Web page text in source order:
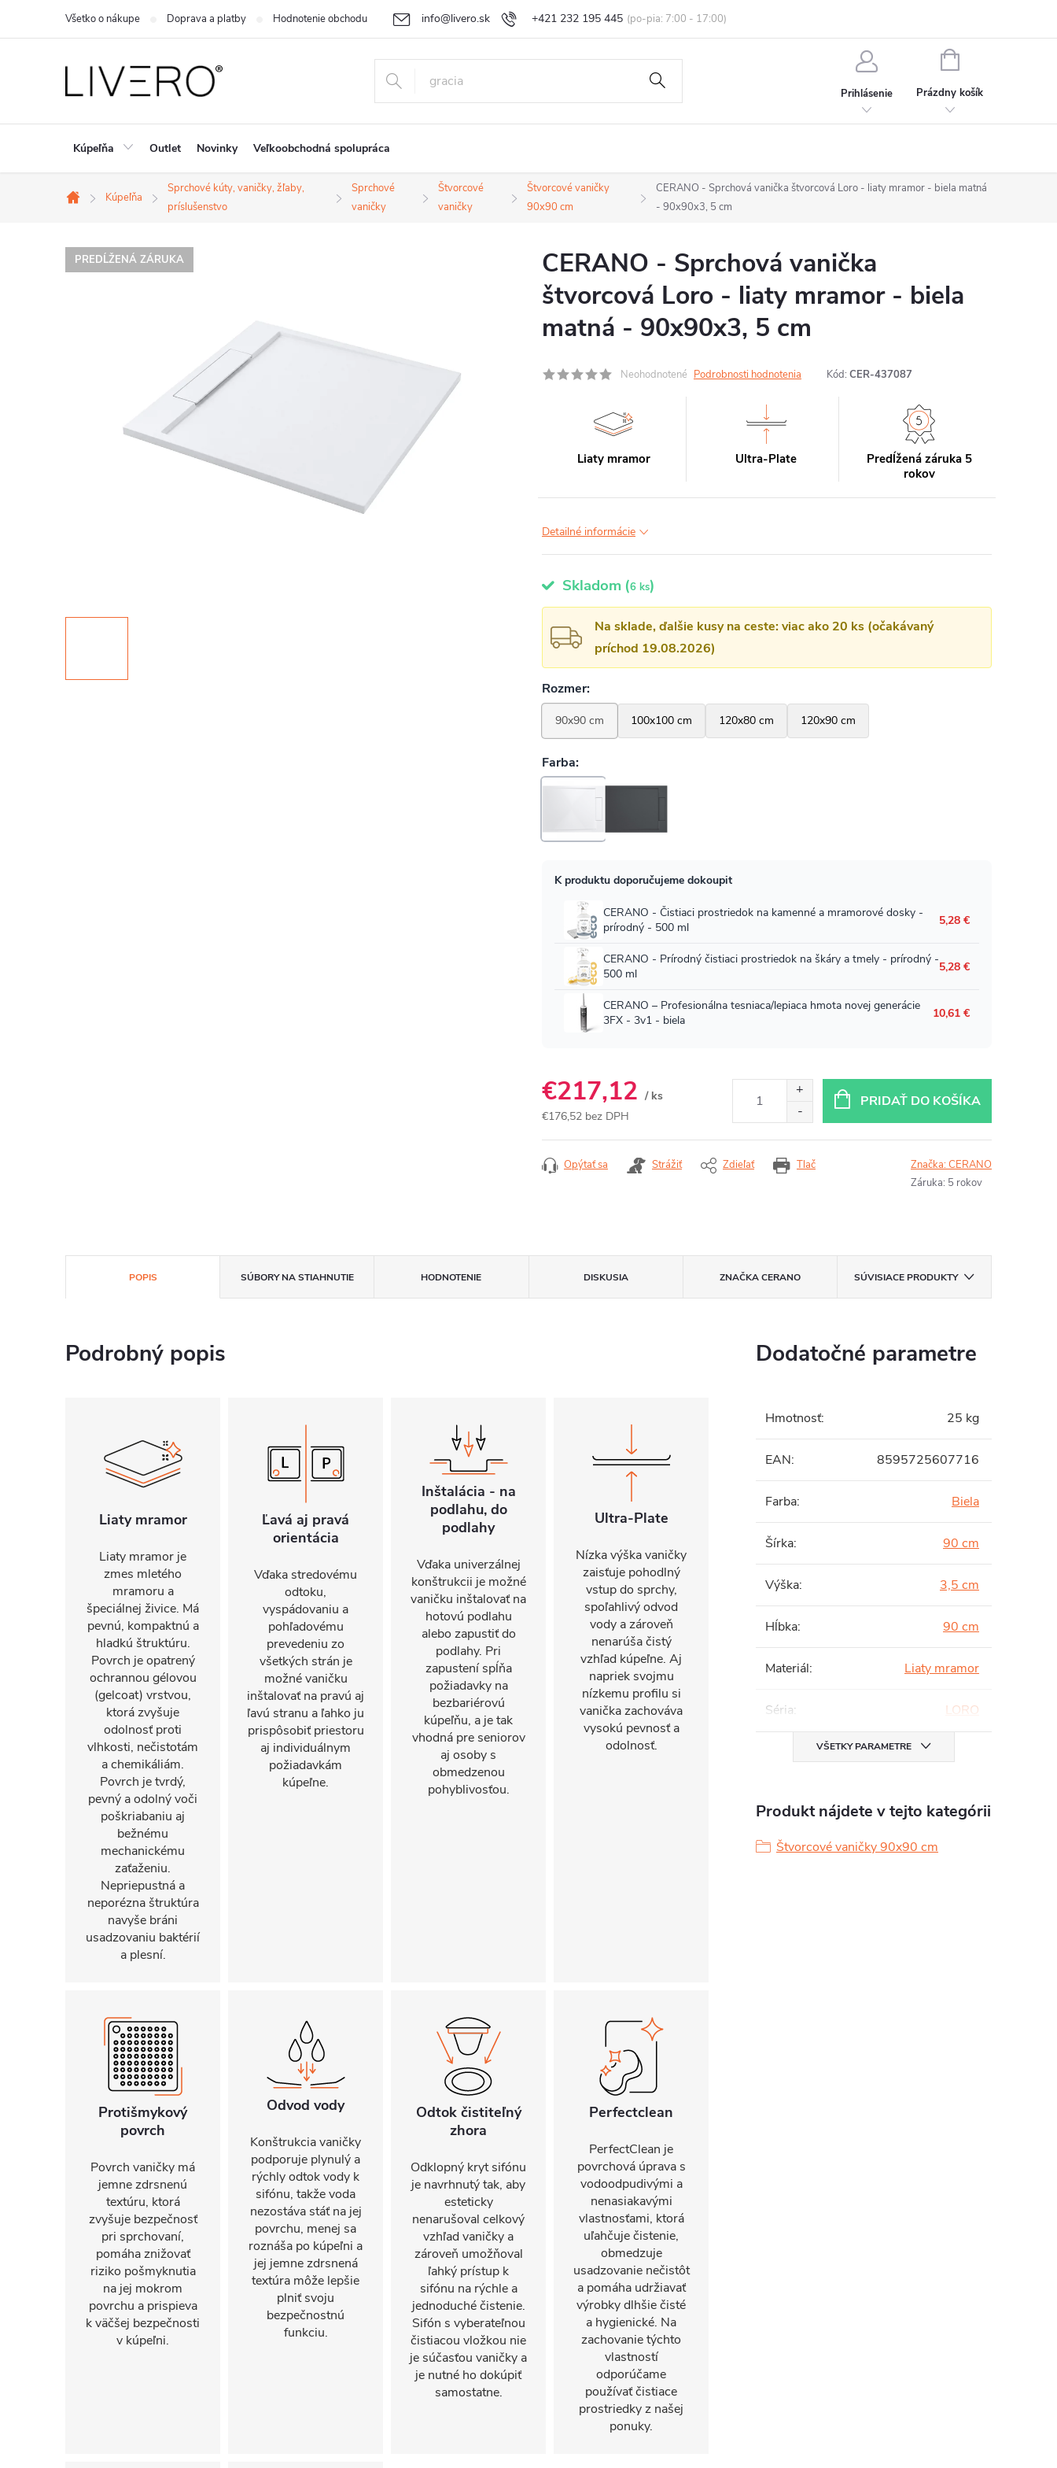
+421 232 195 445
info@livero.sk
Všetko o nákupe Doprava a platby Hodnotenie obchodu Vrátenie tovaru a reklamácia Obchodné podmienky Podmienky ochrany osobných údajov
Prihlásenie
NÁKUPNÝ
Prázdny košík
Kúpeľňa Outlet Novinky Veľkoobchodná spolupráca
Domov
Kúpeľňa
Sprchové kúty, vaničky, žľaby,
príslušenstvo
Sprchové
vaničky
Štvorcové
vaničky
Štvorcové vaničky
90x90 cm
CERANO - Sprchová vanička štvorcová Loro - liaty mramor - biela matná
- 90x90x3, 5 cm
PREDĹŽENÁ ZÁRUKA
CERANO - Sprchová vanička
štvorcová Loro - liaty mramor - biela
matná - 90x90x3, 5 cm
Neohodnotené Podrobnosti hodnotenia Kód: CER-437087
Liaty mramor Ultra-Plate
Predĺžená záruka 5
rokov
Detailné informácie
Skladom (6 ks)
Na sklade, ďalšie kusy na ceste: viac ako 20 ks (očakávaný
príchod 19.08.2026)
€217,12 / ks
€176,52 bez DPH
PRIDAŤ DO KOŠÍKA
Tlač
Opýtať sa Strážiť Zdieľať Značka:CERANO
Záruka: 5 rokov
POPIS SÚBORY NA STIAHNUTIE HODNOTENIE DISKUSIA ZNAČKACERANO SÚVISIACE PRODUKTY
Podrobný popis
Liaty mramor
Liaty mramor je
zmes mletého
mramoru a
špeciálnej živice. Má
pevnú, kompaktnú a
hladkú štruktúru.
Povrch je opatrený
ochrannou gélovou
(gelcoat) vrstvou,
ktorá zvyšuje
odolnosť proti
vlhkosti, nečistotám
a chemikáliám.
Povrch je tvrdý,
pevný a odolný voči
poškriabaniu aj
bežnému
mechanickému
zaťaženiu.
Nepriepustná a
neporézna štruktúra
navyše bráni
usadzovaniu baktérií
a plesní.
Ľavá aj pravá
orientácia
Vďaka stredovému
odtoku,
vyspádovaniu a
pohľadovému
prevedeniu zo
všetkých strán je
možné vaničku
inštalovať na pravú aj
ľavú stranu a ľahko ju
prispôsobiť priestoru
aj individuálnym
požiadavkám
kúpeľne.
Inštalácia - na
podlahu, do
podlahy
Vďaka univerzálnej
konštrukcii je možné
vaničku inštalovať na
hotovú podlahu
alebo zapustiť do
podlahy. Pri
zapustení spĺňa
požiadavky na
bezbariérovú
kúpeľňu, a je tak
vhodná pre seniorov
aj osoby s
obmedzenou
pohyblivosťou.
Ultra-Plate
Nízka výška vaničky
zaisťuje pohodlný
vstup do sprchy,
spoľahlivý odvod
vody a zároveň
nenarúša čistý
vzhľad kúpeľne. Aj
napriek svojmu
nízkemu profilu si
vanička zachováva
vysokú pevnosť a
odolnosť.
Protišmykový
povrch
Povrch vaničky má
jemne zdrsnenú
textúru, ktorá
zvyšuje bezpečnosť
pri sprchovaní,
pomáha znižovať
riziko pošmyknutia
na jej mokrom
povrchu a prispieva
k väčšej bezpečnosti
v kúpeľni.
Odvod vody
Konštrukcia vaničky
podporuje plynulý a
rýchly odtok vody k
sifónu, takže voda
nezostáva stáť na jej
povrchu, menej sa
roznáša po kúpeľni a
jej jemne zdrsnená
textúra môže lepšie
plniť svoju
bezpečnostnú
funkciu.
Odtok čistiteľný
zhora
Odklopný kryt sifónu
je navrhnutý tak, aby
esteticky
nenarušoval celkový
vzhľad vaničky a
zároveň umožňoval
ľahký prístup k
sifónu na rýchle a
jednoduché čistenie.
Sifón s vyberateľnou
čistiacou vložkou nie
je súčasťou vaničky a
je nutné ho dokúpiť
samostatne.
Perfectclean
PerfectClean je
povrchová úprava s
vodoodpudivými a
nenasiakavými
vlastnosťami, ktorá
uľahčuje čistenie,
obmedzuje
usadzovanie nečistôt
a pomáha udržiavať
výrobky dlhšie čisté
a hygienické. Na
zachovanie týchto
vlastností
odporúčame
používať čistiace
prostriedky z našej
ponuky.
Dodatočné parametre
Hmotnosť: 25 kg
EAN: 8595725607716
Farba: Biela
Šírka: 90 cm
Výška: 3,5 cm
Hĺbka: 90 cm
Materiál: Liaty mramor
Séria: LORO
VŠETKY PARAMETRE
Produkt nájdete v tejto kategórii
Štvorcové vaničky 90x90 cm